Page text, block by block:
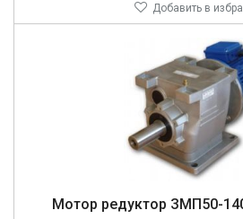
Добавить в
Мо­тор ре­дук­тор ЗМП50-